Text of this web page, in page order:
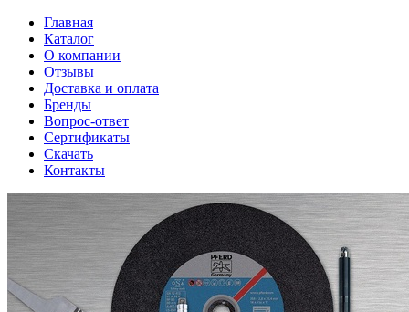
Главная
Каталог
О компании
Отзывы
Доставка и оплата
Бренды
Вопрос-ответ
Сертификаты
Скачать
Контакты